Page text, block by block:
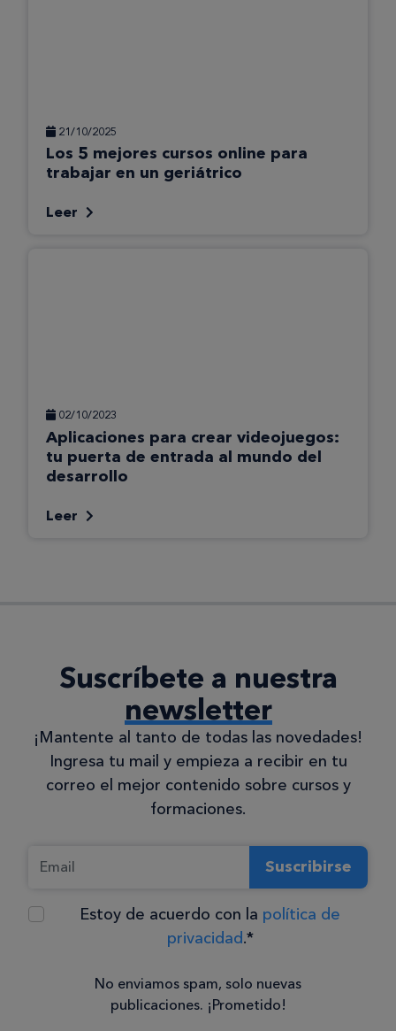
21/10/2025
Los 5 mejores cursos online para
trabajar en un geriátrico
Leer
02/10/2023
Aplicaciones para crear videojuegos:
tu puerta de entrada al mundo del
desarrollo
Leer
Suscríbete a nuestra
newsletter
¡Mantente al tanto de todas las novedades!
Ingresa tu mail y empieza a recibir en tu
correo el mejor contenido sobre cursos y
formaciones.
Suscribirse
Estoy de acuerdo con la política de
privacidad.*
Consentimiento
No enviamos spam, solo nuevas
publicaciones. ¡Prometido!